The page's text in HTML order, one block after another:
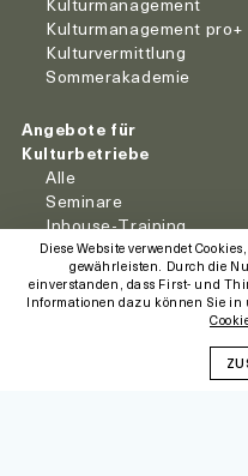
Kulturmanagement pro+
Kulturvermittlung
Sommerakademie
Angebote für
Kulturbetriebe
Alle
Seminare
Inhouse-Training
Moderation
Coaching
Diese Website verwendet
gewährleisten. Durch die
einverstanden, dass First- und
Informationen dazu können Sie in